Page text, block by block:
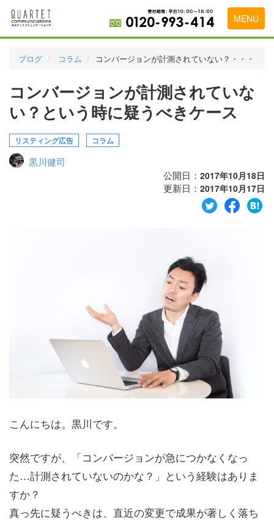
MENU
実績・お客様の声
初めて導入をお考えの方
代理店の乗り換えをお考えの方
ブログ コラム コンバージョンが計測されていない？・・・
コンバージョンが計測されていな
い？という時に疑うべきケース
リスティング広告 コラム
黒川健司
公開日： 2017年10月18日
更新日： 2017年10月17日
こんにちは。黒川です。
突然ですが、「コンバージョンが急につかなくなっ
た…計測されていないのかな？」という経験はありま
すか？
真っ先に疑うべきは、直近の変更で成果が著しく落ち